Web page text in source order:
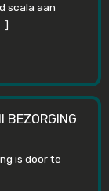
scala aan
BEZORGING
is door te